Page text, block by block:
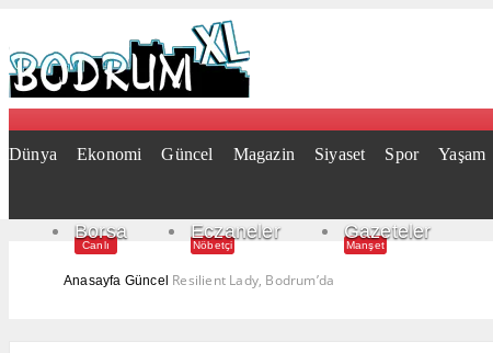
Dünya Ekonomi Güncel Magazin Siyaset Spor Yaşam
Borsa
Canlı
Eczaneler
Nöbetçi
Gazeteler
Manşet
Anasayfa Güncel Resilient Lady, Bodrum’da